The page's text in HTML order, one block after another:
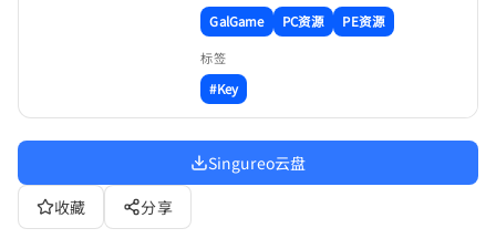
GalGame
PC资源 PE资源
标签
#Key
Singureo云盘
收藏
分享